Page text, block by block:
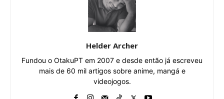
Helder Archer
Fundou o OtakuPT em 2007 e desde então já escreveu
mais de 60 mil artigos sobre anime, mangá e
videojogos.